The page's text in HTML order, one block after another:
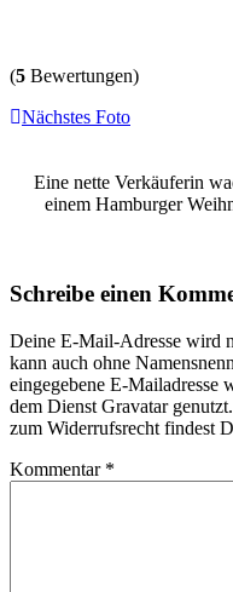
(5 Bewertungen)
Nächstes Foto
Eine nette Verkäuferin
einem Hamburger
Schreibe einen
Deine E-Mail-Adresse wird
kann auch ohne
eingegebene E-
dem Dienst Gravatar
zum Widerrufsrecht findest
Kommentar *